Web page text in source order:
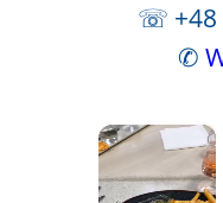
☏ +48
✆
×